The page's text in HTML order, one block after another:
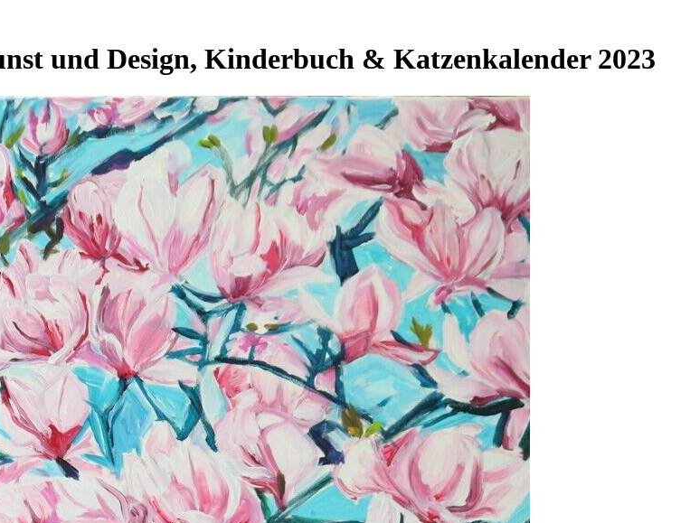
und Design, Kinderbuch & Katzenkalender 2023